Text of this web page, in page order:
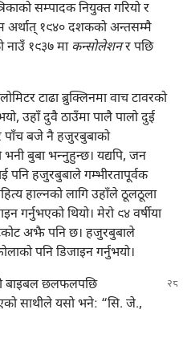
सम्पादक नियुक्‍त गरियो र
अर्थात्‌ १९४० दशकको अन्तसम्मै
नाउँ १९३७ माकन्सोलेशनर पछि
टाढा ब्रुक्लिनमा वाच टावरको
उहाँ दुवै ठाउँमा पालै पालो दुई
पाँच बजे नै हजुरबुबाको
बुबा भन्‍नुहुन्छ। यद्यपि, जन
पनि हजुरबुबाले गम्भीरतापूर्वक
हाल्नको लागि उहाँले ठूलठूला
गर्नुभएको थियो। मेरो ९४ वर्षीया
अझै पनि छ। हजुरबुबाले
पनि डिजाइन गर्नुभयो।
बाइबल छलफलपछि
साथीले यसो भने: “सि. जे.,